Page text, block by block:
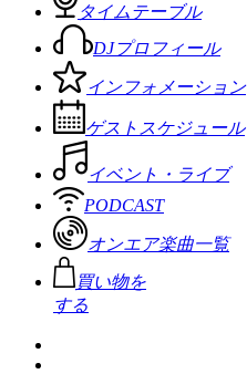
タイムテーブル
DJプロフィール
インフォメーション
ゲストスケジュール
イベント・ライブ
PODCAST
オンエア楽曲一覧
買い物を
する